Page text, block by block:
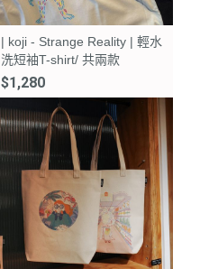
| koji - Strange Reality | 輕水
洗短袖T-shirt/ 共兩款
$1,280